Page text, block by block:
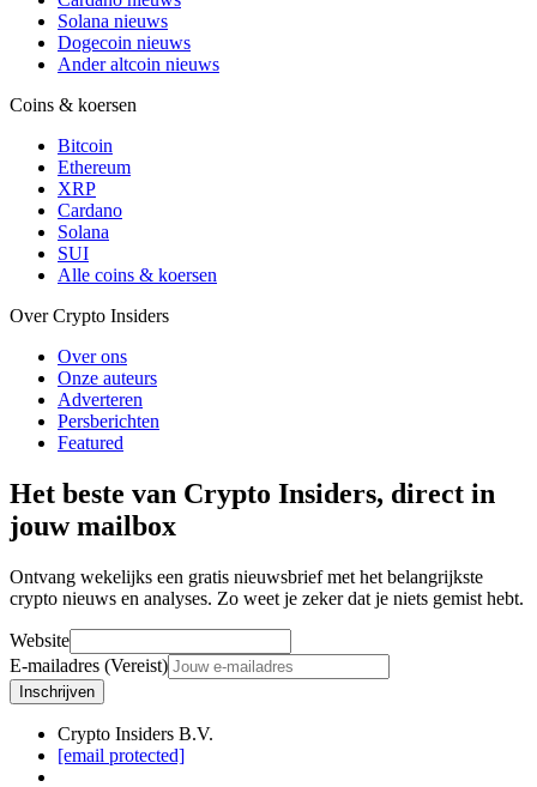
Solana nieuws
Dogecoin nieuws
Ander altcoin nieuws
Coins & koersen
Bitcoin
Ethereum
XRP
Cardano
Solana
SUI
Alle coins & koersen
Over Crypto Insiders
Over ons
Onze auteurs
Adverteren
Persberichten
Featured
Het beste van Crypto Insiders, direct in
jouw mailbox
Ontvang wekelijks een gratis nieuwsbrief met het belangrijkste
crypto nieuws en analyses. Zo weet je zeker dat je niets gemist hebt.
Website
E-mailadres (Vereist)
Inschrijven
Crypto Insiders B.V.
[email protected]